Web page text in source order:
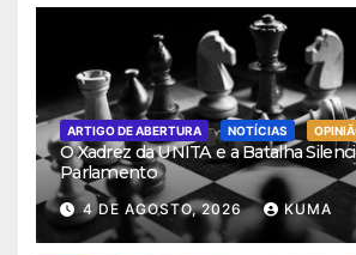
ARTIGO DE ABERTURA NOTÍCIAS
O Xadrez da UNITA e a Batalha
Parlamento
4 DE AGOSTO, 2026 KUMA